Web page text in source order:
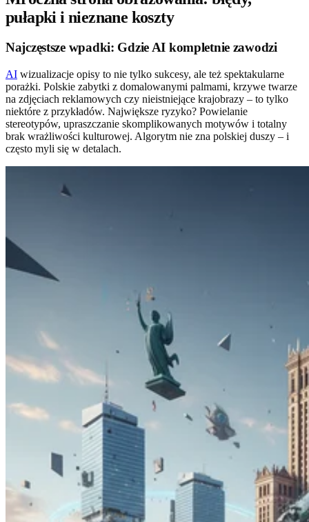
pułapki i nieznane koszty
Najczęstsze wpadki: Gdzie AI kompletnie zawodzi
AI wizualizacje opisy to nie tylko sukcesy, ale też spektakularne
porażki. Polskie zabytki z domalowanymi palmami, krzywe twarze
na zdjęciach reklamowych czy nieistniejące krajobrazy – to tylko
niektóre z przykładów. Największe ryzyko? Powielanie
stereotypów, upraszczanie skomplikowanych motywów i totalny
brak wrażliwości kulturowej. Algorytm nie zna polskiej duszy – i
często myli się w detalach.